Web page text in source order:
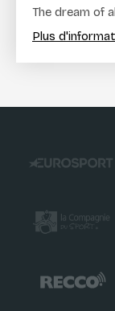
The dream of
Plus